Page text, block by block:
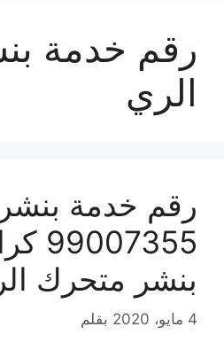
رقم خدمة
الري
رقم خدمة
بنشر متحرك
4 مايو، 2020 بقلم